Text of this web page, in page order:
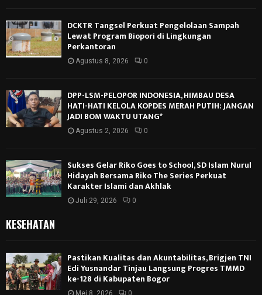
DCKTR Tangsel Perkuat Pengelolaan Sampah
Lewat Program Biopori di Lingkungan
Perkantoran
Agustus 8, 2026 0
DPP-LSM-PELOPOR INDONESIA, HIMBAU DESA
HATI-HATI KELOLA KOPDES MERAH PUTIH: JANGAN
JADI BOM WAKTU UTANG*
Agustus 2, 2026 0
Sukses Gelar Riko Goes to School, SD Islam Nurul
Hidayah Bersama Riko The Series Perkuat
Karakter Islami dan Akhlak
Juli 29, 2026 0
KESEHATAN
Pastikan Kualitas dan Akuntabilitas, Brigjen TNI
Edi Yusnandar Tinjau Langsung Progres TMMD
ke-128 di Kabupaten Bogor
Mei 8, 2026 0